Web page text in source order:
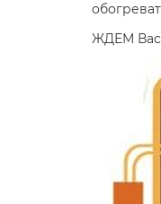
ЖДЕМ Вас